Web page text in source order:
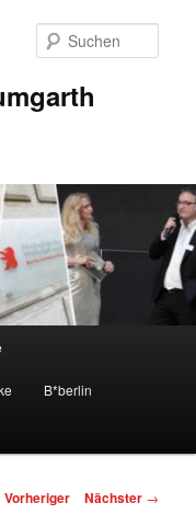
B*berlin
Vorheriger Nächster →